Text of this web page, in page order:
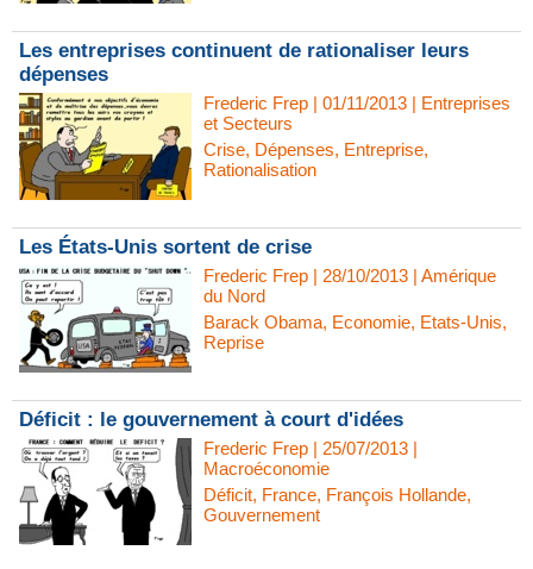
Les entreprises continuent de rationaliser leurs
dépenses
Frederic Frep | 01/11/2013 | Entreprises
et Secteurs
Crise, Dépenses, Entreprise,
Rationalisation
Les États-Unis sortent de crise
Frederic Frep | 28/10/2013 | Amérique
du Nord
Barack Obama, Economie, Etats-Unis,
Reprise
Déficit : le gouvernement à court d'idées
Frederic Frep | 25/07/2013 |
Macroéconomie
Déficit, France, François Hollande,
Gouvernement